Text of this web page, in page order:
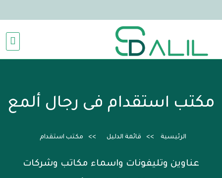
مكتب استقدام فى رجال ألمع
الرئيسية قائمة الدليل مكتب استقدام
عناوين وتليفونات واسماء مكاتب وشركات